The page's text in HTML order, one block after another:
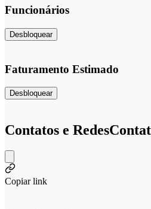
Funcionários
Desbloquear
Faturamento Estimado
Desbloquear
Contatos e Redes
Copiar link